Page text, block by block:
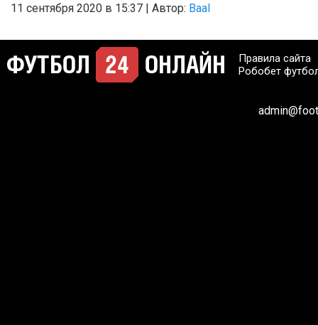
11 сентября 2020 в 15:37 | Автор: Baal
Правила сайта
Робобет